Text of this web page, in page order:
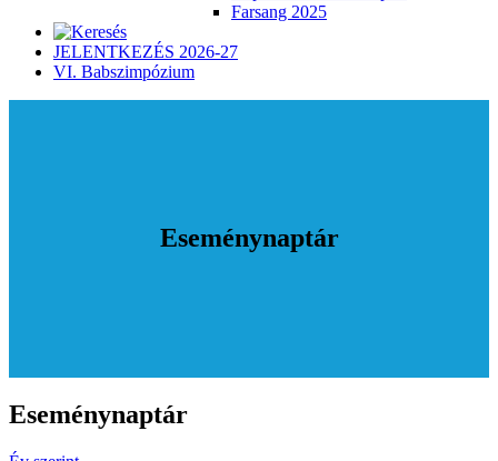
Farsang 2025
JELENTKEZÉS 2026-27
VI. Babszimpózium
Eseménynaptár
Eseménynaptár